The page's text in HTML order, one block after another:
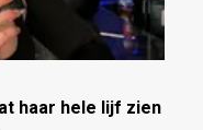
haar hele lijf zien